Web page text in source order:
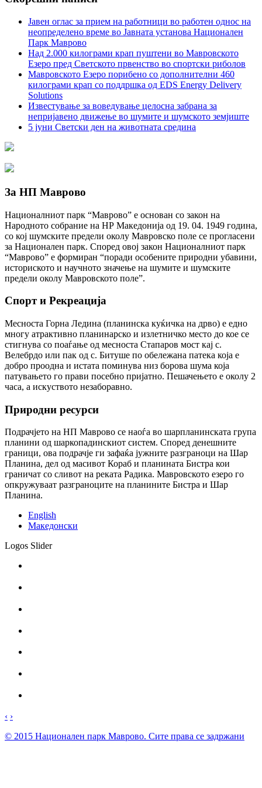
Јавен оглас за прием на работници во работен однос на
неопределено време во Јавната установа Национален
Парк Маврово
Над 2.000 килограми крап пуштени во Мавровското
Езеро пред Светското првенство во спортски риболов
Мавровското Езеро порибено со дополнителни 460
килограми крап со поддршка од EDS Energy Delivery
Solutions
Известување за воведување целосна забрана за
непријавено движење во шумите и шумското земјиште
5 јуни Светски ден на животната средина
За НП Маврово
Националниот парк “Маврово” е основан со закон на
Народното собрание на НР Македонија од 19. 04. 1949 година,
со кој шумските предели околу Мавровско поле се прогласени
за Национален парк. Според овој закон Националниот парк
“Маврово” е формиран “поради особените природни убавини,
историското и научното значење на шумите и шумските
предели околу Мавровското поле”.
Спорт и Рекреација
Месноста Горна Ледина (планинска куќичка на дрво) е едно
многу атрактивно планинарско и излетничко место до кое се
стигнува со поаѓање од месноста Стапаров мост кај с.
Велебрдо или пак од с. Битуше по обележана патека која е
добро проодна и истата поминува низ борова шума која
патувањето го прави посебно пријатно. Пешачењето е околу 2
часа, а искуството незаборавно.
Природни ресурси
Подрачјето на НП Маврово се наоѓа во шарпланинската група
планини од шаркопадинскиот систем. Според денешните
граници, ова подрачје ги зафаќа јужните разграноци на Шар
Планина, дел од масивот Кораб и планината Бистра кои
граничат со сливот на реката Радика. Мавровското езеро го
опкружуваат разграноците на планините Бистра и Шар
Планина.
English
Македонски
Logos Slider
‹ ›
© 2015 Национален парк Mаврово. Сите права се задржани